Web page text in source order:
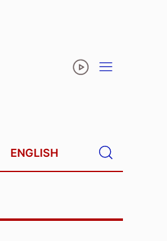
ENGLISH